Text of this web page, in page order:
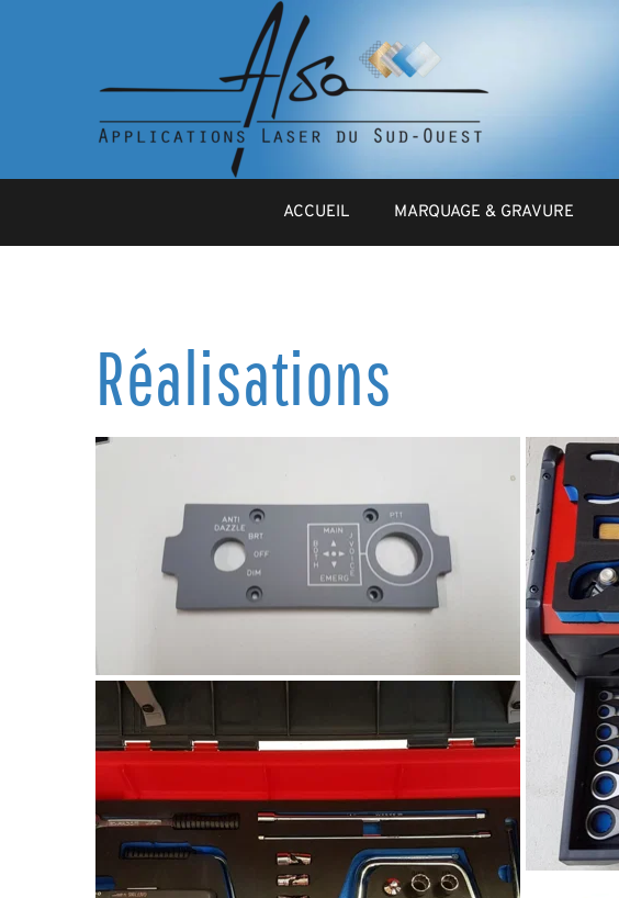
ACCUEIL MARQUAGE & GRAVURE
Réalisations